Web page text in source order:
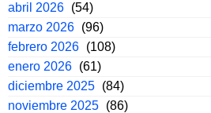
abril 2026 (54)
marzo 2026 (96)
febrero 2026 (108)
enero 2026 (61)
diciembre 2025 (84)
noviembre 2025 (86)